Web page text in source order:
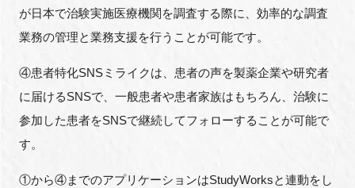
が日本で治験実施医療機関を調査する際に、効率的な調査
業務の管理と業務支援を行うことが可能です。
④患者特化SNSミライクは、患者の声を製薬企業や研究者
に届けるSNSで、一般患者や患者家族はもちろん、治験に
参加した患者をSNSで継続してフォローすることが可能で
す。
①から④までのアプリケーションはStudyWorksと連動をし